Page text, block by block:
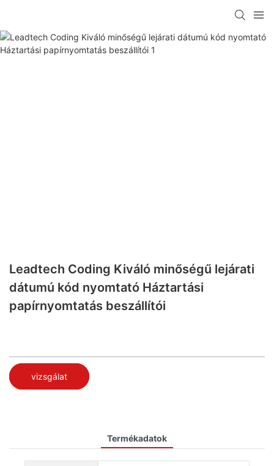
Leadtech Coding Kiváló minőségű lejárati
dátumú kód nyomtató Háztartási
papírnyomtatás beszállítói
vizsgálat
Termékadatok